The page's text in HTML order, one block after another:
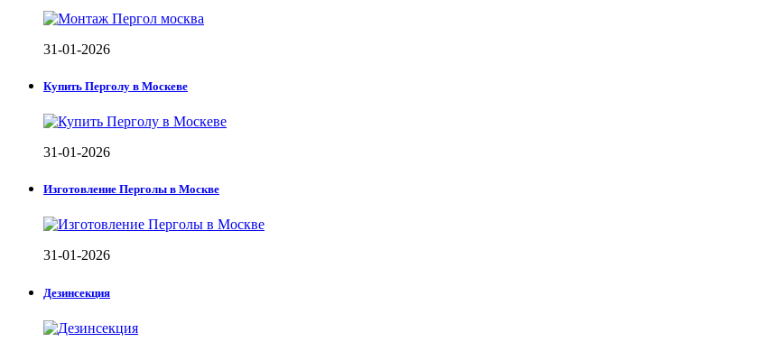
31-01-2026
Купить Перголу в Москеве
31-01-2026
Изготовление Перголы в Москве
31-01-2026
Дезинсекция